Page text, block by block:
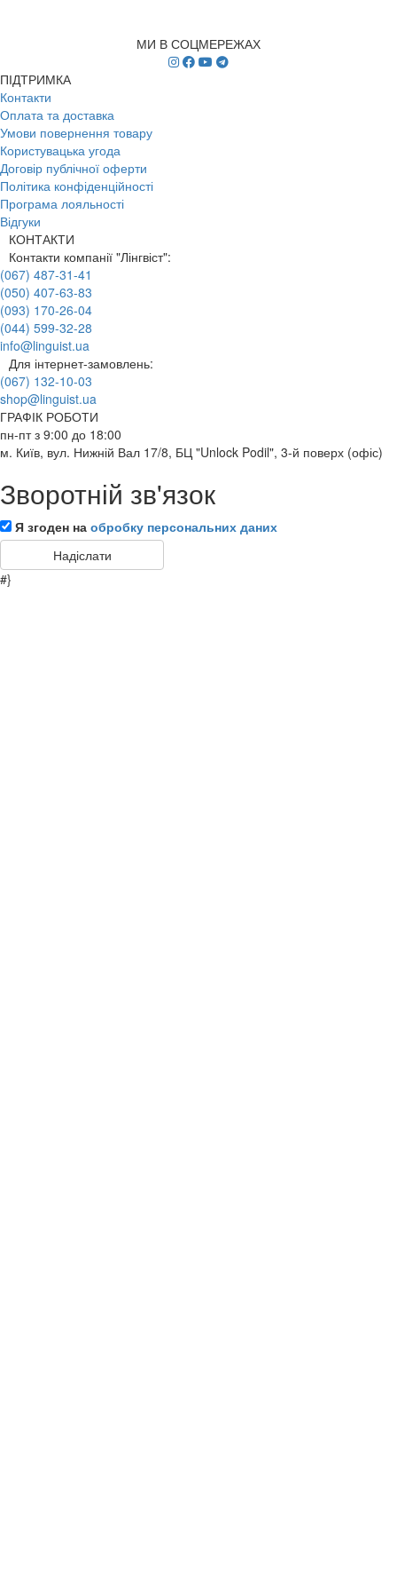
МИ В СОЦМЕРЕЖАХ
ПІДТРИМКА
Контакти
Оплата та доставка
Умови повернення товару
Користувацька угода
Договір публічної оферти
Політика конфіденційності
Програма лояльності
Відгуки
КОНТАКТИ
Контакти компанії "Лінгвіст":
(067) 487-31-41
(050) 407-63-83
(093) 170-26-04
(044) 599-32-28
info@linguist.ua
Для інтернет-замовлень:
(067) 132-10-03
shop@linguist.ua
ГРАФІК РОБОТИ
пн-пт з 9:00 до 18:00
м. Київ, вул. Нижній Вал 17/8, БЦ "Unlock Podil", 3-й поверх (офіс)
Зворотній зв'язок
Я згоден на обробку персональних даних
#}